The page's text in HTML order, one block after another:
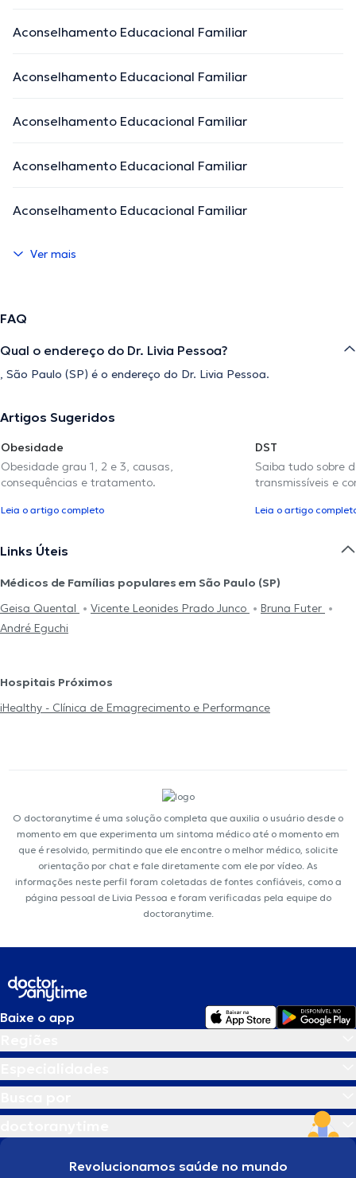
Aconselhamento Educacional Familiar
Aconselhamento Educacional Familiar
Aconselhamento Educacional Familiar
Aconselhamento Educacional Familiar
Aconselhamento Educacional Familiar
Ver mais
FAQ
Qual o endereço do Dr. Livia Pessoa?
, São Paulo (SP) é o endereço do Dr. Livia Pessoa.
Artigos Sugeridos
Obesidade
Obesidade grau 1, 2 e 3, causas,
consequências e tratamento.
Leia o artigo completo
DST
Saiba tudo sobre
transmissíveis e
Leia o artigo
Links Úteis
Médicos de Famílias populares em São Paulo (SP)
Geisa Quental
Vicente Leonides Prado Junco
Bruna Futer
André Eguchi
Hospitais Próximos
iHealthy - Clínica de Emagrecimento e Performance
O doctoranytime é uma solução completa que auxilia o usuário desde o
momento em que experimenta um sintoma médico até o momento em
que é resolvido, permitindo que ele encontre o melhor médico, solicite
orientação por chat e fale diretamente com ele por vídeo. As
informações neste perfil foram coletadas de fontes confiáveis, como a
página pessoal de Livia Pessoa e foram verificadas pela equipe do
doctoranytime.
Baixe o app
Revolucionamos saúde no mundo